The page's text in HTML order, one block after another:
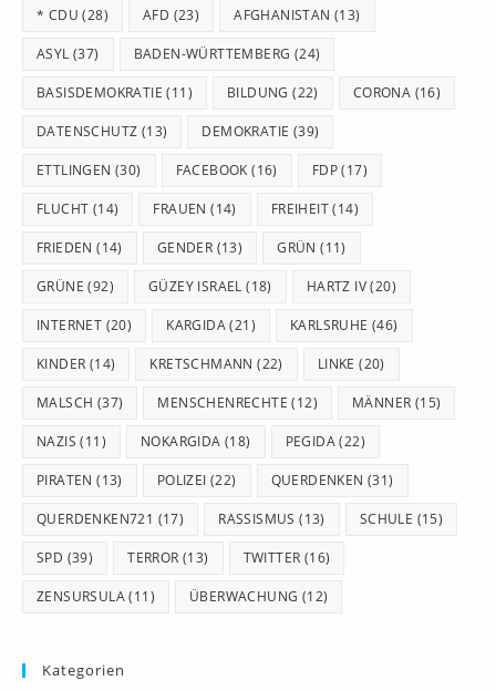
* CDU (28) AFD (23) AFGHANISTAN (13)
ASYL (37) BADEN-WÜRTTEMBERG (24)
BASISDEMOKRATIE (11) BILDUNG (22) CORONA (16)
DATENSCHUTZ (13) DEMOKRATIE (39)
ETTLINGEN (30) FACEBOOK (16) FDP(17)
FLUCHT (14) FRAUEN (14) FREIHEIT(14)
FRIEDEN (14) GENDER (13) GRÜN (11)
GRÜNE (92) GÜZEY ISRAEL (18) HARTZ IV(20)
INTERNET (20) KARGIDA(21) KARLSRUHE (46)
KINDER (14) KRETSCHMANN (22) LINKE (20)
MALSCH (37) MENSCHENRECHTE (12) MÄNNER (15)
NAZIS (11) NOKARGIDA (18) PEGIDA(22)
PIRATEN (13) POLIZEI (22) QUERDENKEN (31)
QUERDENKEN721 (17) RASSISMUS (13) SCHULE (15)
SPD (39) TERROR (13) TWITTER (16)
ZENSURSULA(11) ÜBERWACHUNG (12)
Kategorien